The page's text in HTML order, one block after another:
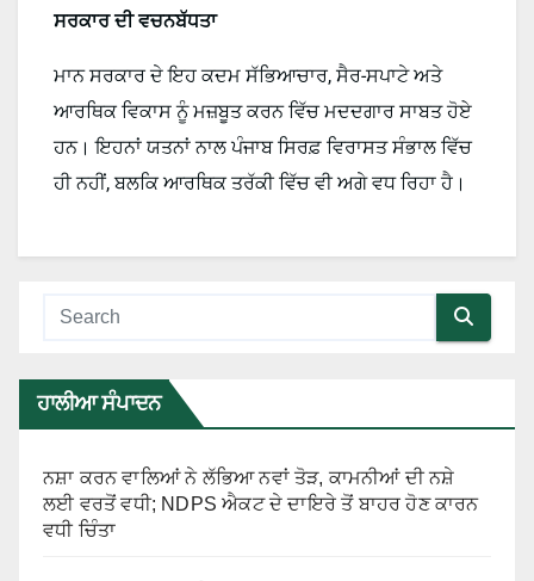
ਸਰਕਾਰ ਦੀ ਵਚਨਬੱਧਤਾ
ਮਾਨ ਸਰਕਾਰ ਦੇ ਇਹ ਕਦਮ ਸੱਭਿਆਚਾਰ, ਸੈਰ-ਸਪਾਟੇ ਅਤੇ
ਆਰਥਿਕ ਵਿਕਾਸ ਨੂੰ ਮਜ਼ਬੂਤ ਕਰਨ ਵਿੱਚ ਮਦਦਗਾਰ ਸਾਬਤ ਹੋਏ
ਹਨ। ਇਹਨਾਂ ਯਤਨਾਂ ਨਾਲ ਪੰਜਾਬ ਸਿਰਫ਼ ਵਿਰਾਸਤ ਸੰਭਾਲ ਵਿੱਚ
ਹੀ ਨਹੀਂ, ਬਲਕਿ ਆਰਥਿਕ ਤਰੱਕੀ ਵਿੱਚ ਵੀ ਅਗੇ ਵਧ ਰਿਹਾ ਹੈ।
ਹਾਲੀਆ ਸੰਪਾਦਨ
ਨਸ਼ਾ ਕਰਨ ਵਾਲਿਆਂ ਨੇ ਲੱਭਿਆ ਨਵਾਂ ਤੋੜ, ਕਾਮਨੀਆਂ ਦੀ ਨਸ਼ੇ
ਲਈ ਵਰਤੋਂ ਵਧੀ; NDPS ਐਕਟ ਦੇ ਦਾਇਰੇ ਤੋਂ ਬਾਹਰ ਹੋਣ ਕਾਰਨ
ਵਧੀ ਚਿੰਤਾ